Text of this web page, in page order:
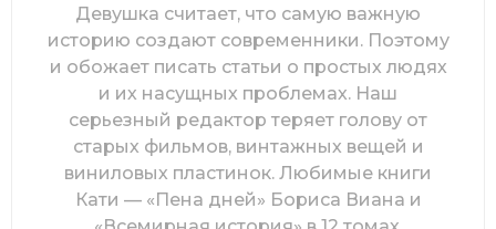
Девушка считает, что самую важную
историю создают современники. Поэтому
и обожает писать статьи о простых людях
и их насущных проблемах. Наш
серьезный редактор теряет голову от
старых фильмов, винтажных вещей и
виниловых пластинок. Любимые книги
Кати — «Пена дней» Бориса Виана и